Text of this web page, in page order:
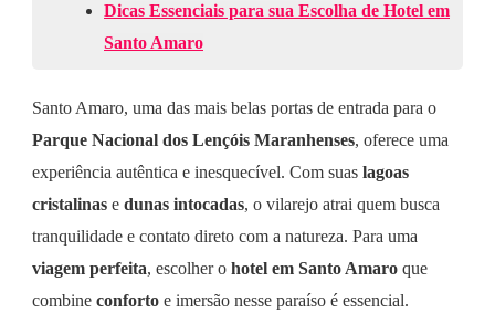
Dicas Essenciais para sua Escolha de Hotel em
Santo Amaro
Santo Amaro, uma das mais belas portas de entrada para o
Parque Nacional dos Lençóis Maranhenses, oferece uma
experiência autêntica e inesquecível. Com suas lagoas
cristalinas e dunas intocadas, o vilarejo atrai quem busca
tranquilidade e contato direto com a natureza. Para uma
viagem perfeita, escolher o hotel em Santo Amaro que
combine conforto e imersão nesse paraíso é essencial.